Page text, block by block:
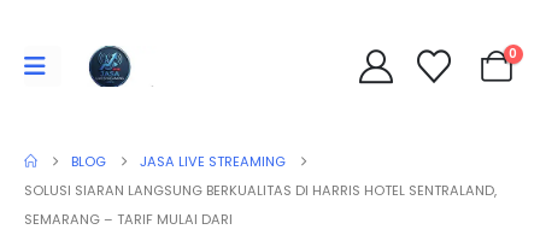
0
BLOG
JASA LIVE STREAMING
SOLUSI SIARAN LANGSUNG BERKUALITAS DI HARRIS HOTEL SENTRALAND,
SEMARANG – TARIF MULAI DARI